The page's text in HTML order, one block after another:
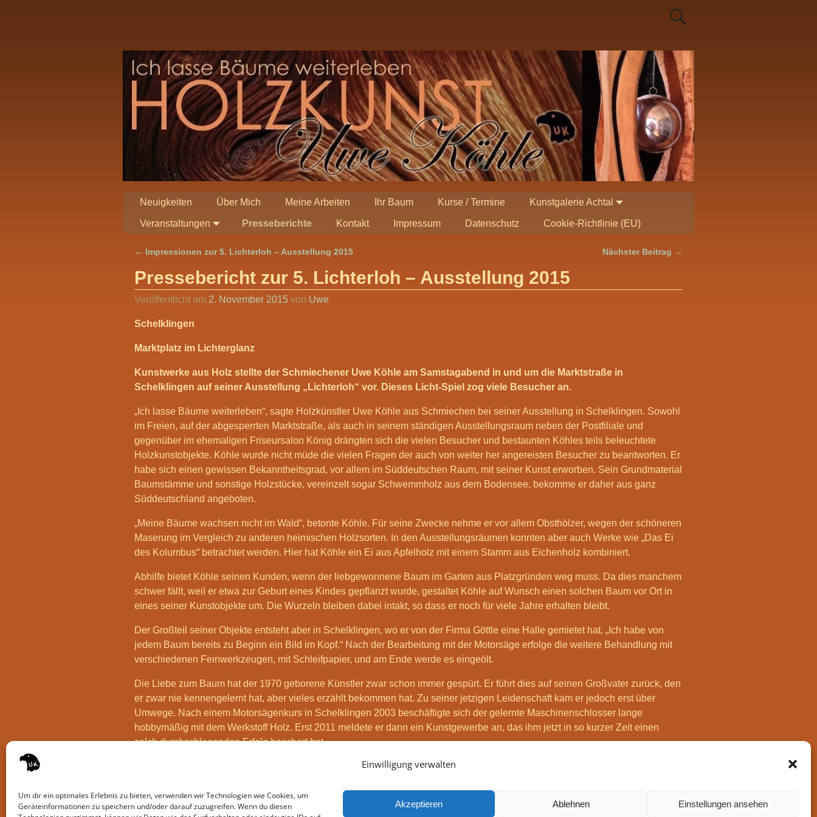
Einwilligung verwalten
Um dir ein optimales Erlebnis zu bieten, verwenden wir Technologien wie Cookies, um
Geräteinformationen zu speichern und/oder darauf zuzugreifen. Wenn du diesen
Akzeptieren Ablehnen Einstellungen ansehen
Neuigkeiten Über Mich Meine Arbeiten Ihr Baum Kurse / Termine Kunstgalerie Achtal
Veranstaltungen Presseberichte Kontakt Impressum Datenschutz Cookie-Richtlinie (EU)
← Impressionen zur 5. Lichterloh – Ausstellung 2015 Nächster Beitrag →
Pressebericht zur 5. Lichterloh – Ausstellung 2015
Veröffentlicht am 2. November 2015 von Uwe
Schelklingen
Marktplatz im Lichterglanz
Kunstwerke aus Holz stellte der Schmiechener Uwe Köhle am Samstagabend in und um die Marktstraße in
Schelklingen auf seiner Ausstellung „Lichterloh“ vor. Dieses Licht-Spiel zog viele Besucher an.
„Ich lasse Bäume weiterleben“, sagte Holzkünstler Uwe Köhle aus Schmiechen bei seiner Ausstellung in Schelklingen. Sowohl
im Freien, auf der abgesperrten Marktstraße, als auch in seinem ständigen Ausstellungsraum neben der Postfiliale und
gegenüber im ehemaligen Friseursalon König drängten sich die vielen Besucher und bestaunten Köhles teils beleuchtete
Holzkunstobjekte. Köhle wurde nicht müde die vielen Fragen der auch von weiter her angereisten Besucher zu beantworten. Er
habe sich einen gewissen Bekanntheitsgrad, vor allem im Süddeutschen Raum, mit seiner Kunst erworben. Sein Grundmaterial
Baumstämme und sonstige Holzstücke, vereinzelt sogar Schwemmholz aus dem Bodensee, bekomme er daher aus ganz
Süddeutschland angeboten.
„Meine Bäume wachsen nicht im Wald“, betonte Köhle. Für seine Zwecke nehme er vor allem Obsthölzer, wegen der schöneren
Maserung im Vergleich zu anderen heimischen Holzsorten. In den Ausstellungsräumen konnten aber auch Werke wie „Das Ei
des Kolumbus“ betrachtet werden. Hier hat Köhle ein Ei aus Apfelholz mit einem Stamm aus Eichenholz kombiniert.
Abhilfe bietet Köhle seinen Kunden, wenn der liebgewonnene Baum im Garten aus Platzgründen weg muss. Da dies manchem
schwer fällt, weil er etwa zur Geburt eines Kindes gepflanzt wurde, gestaltet Köhle auf Wunsch einen solchen Baum vor Ort in
eines seiner Kunstobjekte um. Die Wurzeln bleiben dabei intakt, so dass er noch für viele Jahre erhalten bleibt.
Der Großteil seiner Objekte entsteht aber in Schelklingen, wo er von der Firma Göttle eine Halle gemietet hat. „Ich habe von
jedem Baum bereits zu Beginn ein Bild im Kopf.“ Nach der Bearbeitung mit der Motorsäge erfolge die weitere Behandlung mit
verschiedenen Feinwerkzeugen, mit Schleifpapier, und am Ende werde es eingeölt.
Die Liebe zum Baum hat der 1970 geborene Künstler zwar schon immer gespürt. Er führt dies auf seinen Großvater zurück, den
er zwar nie kennengelernt hat, aber vieles erzählt bekommen hat. Zu seiner jetzigen Leidenschaft kam er jedoch erst über
Umwege. Nach einem Motorsägenkurs in Schelklingen 2003 beschäftigte sich der gelernte Maschinenschlosser lange
hobbymäßig mit dem Werkstoff Holz. Erst 2011 meldete er dann ein Kunstgewerbe an, das ihm jetzt in so kurzer Zeit einen
solch durchschlagenden Erfolg beschert hat.
Gerne lud er daher auch die Ausstellungsbesucher am noch lange währenden Abend zum Gläschen Sekt ein, der von Harry
Quelle . Südwestpresse Ehingen